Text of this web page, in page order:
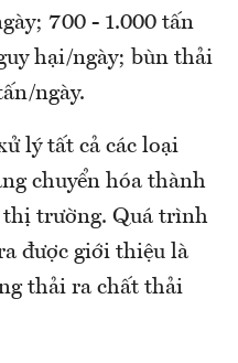
700 - 1.000 tấn
hại/ngày; bùn thải
ngày.
lý tất cả các loại
chuyển hóa thành
thị trường. Quá trình
được giới thiệu là
thải ra chất thải